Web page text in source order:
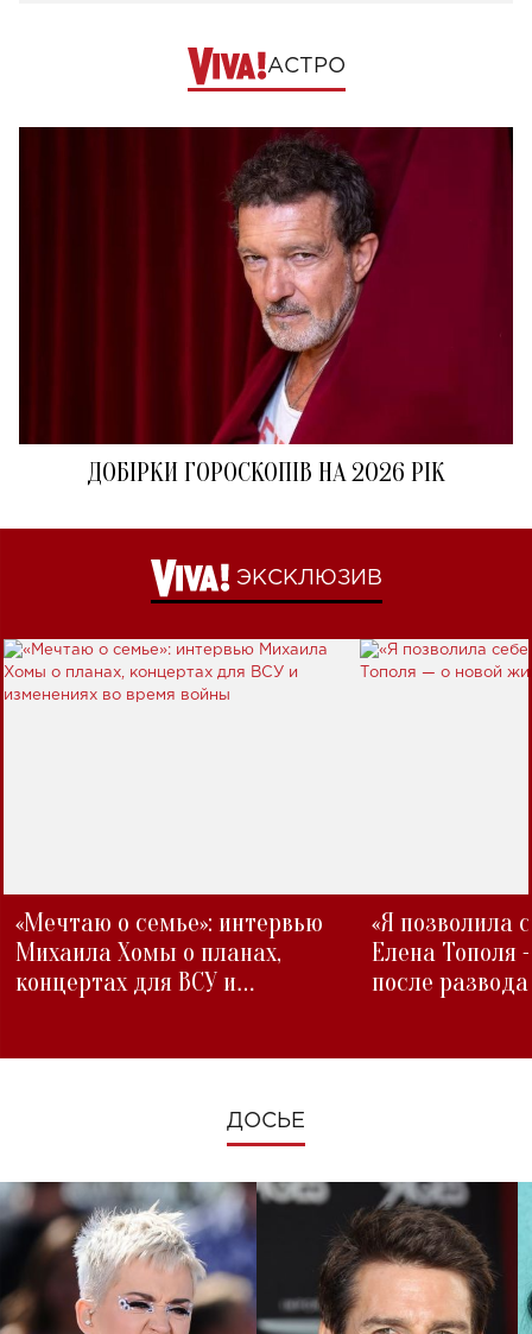
АСТРО
ДОБІРКИ ГОРОСКОПІВ НА 2026 РІК
ЭКСКЛЮЗИВ
«Мечтаю о семье»: интервью
Михаила Хомы о планах,
концертах для ВСУ и
«Я позволила
Елена Тополя
после развода
ДОСЬЕ